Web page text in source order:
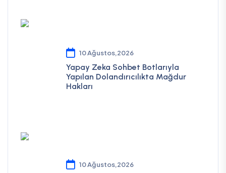
10 Ağustos,2026
Yapay Zeka Sohbet Botlarıyla
Yapılan Dolandırıcılıkta Mağdur
Hakları
10 Ağustos,2026